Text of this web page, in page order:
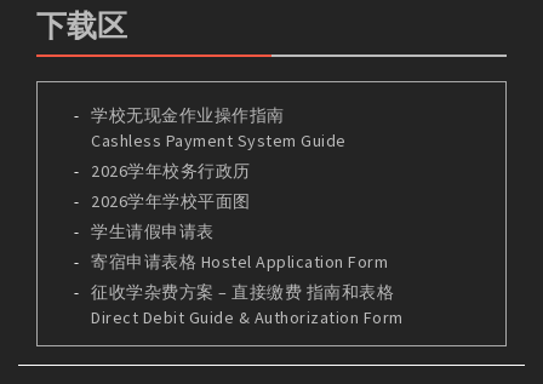
下载区
学校无现金作业操作指南
Cashless Payment System Guide
2026学年校务行政历
2026学年学校平面图
学生请假申请表
寄宿申请表格 Hostel Application Form
征收学杂费方案 – 直接缴费 指南和表格
Direct Debit Guide & Authorization Form